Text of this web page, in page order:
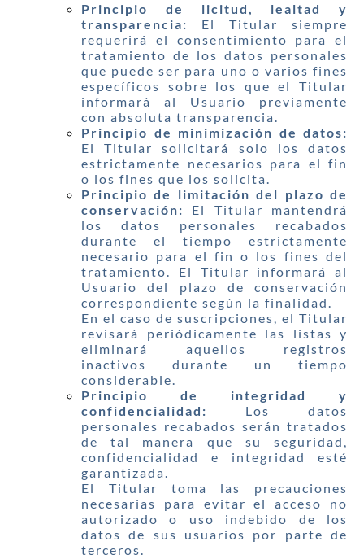
Principio de licitud, lealtad y
transparencia:
El Titular siempre
requerirá el consentimiento para el
tratamiento de los datos personales
que puede ser para uno o varios fines
específicos sobre los que el Titular
informará al Usuario previamente
con absoluta transparencia.
Principio de minimización de datos:
El Titular solicitará solo los datos
estrictamente necesarios para el fin
o los fines que los solicita.
Principio de limitación del plazo de
conservación:
El Titular mantendrá
los datos personales recabados
durante el tiempo estrictamente
necesario para el fin o los fines del
tratamiento. El Titular informará al
Usuario del plazo de conservación
correspondiente según la finalidad.
En el caso de suscripciones, el Titular
revisará periódicamente las listas y
eliminará aquellos registros
inactivos durante un tiempo
considerable.
Principio de integridad y
confidencialidad:
Los datos
personales recabados serán tratados
de tal manera que su seguridad,
confidencialidad e integridad esté
garantizada.
El Titular toma las precauciones
necesarias para evitar el acceso no
autorizado o uso indebido de los
datos de sus usuarios por parte de
terceros.